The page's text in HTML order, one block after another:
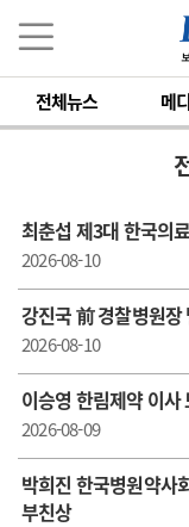
전체뉴스 메
최춘섭 제3대 한국의
2026-08-10
강진국 前 경찰병원장
2026-08-10
이승영 한림제약 이사
2026-08-09
박희진 한국병원약사
부친상